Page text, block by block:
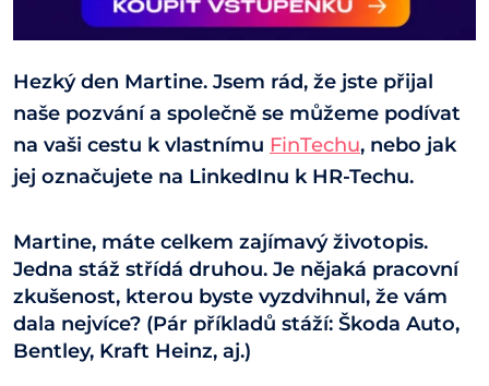
Hezký den Martine. Jsem rád, že jste přijal
naše pozvání a společně se můžeme podívat
na vaši cestu k vlastnímu FinTechu, nebo jak
jej označujete na LinkedInu k HR-Techu.
Martine, máte celkem zajímavý životopis.
Jedna stáž střídá druhou. Je nějaká pracovní
zkušenost, kterou byste vyzdvihnul, že vám
dala nejvíce? (Pár příkladů stáží: Škoda Auto,
Bentley, Kraft Heinz, aj.)